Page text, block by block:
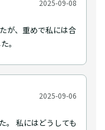
2025-09-08
が、重めで私には合
。
2025-09-06
。 私にはどうしても